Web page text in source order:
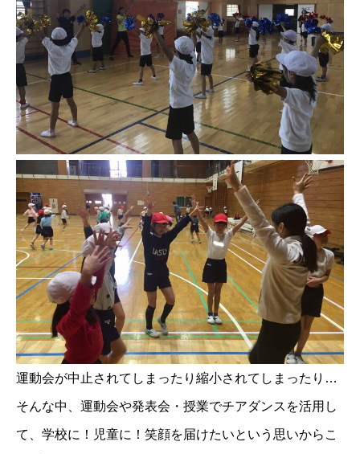
運動会が中止されてしまったり縮小されてしまったり…
そんな中、運動会や発表会・授業でチアダンスを活用し
て、学校に！児童に！笑顔を届けたいという思いからこ